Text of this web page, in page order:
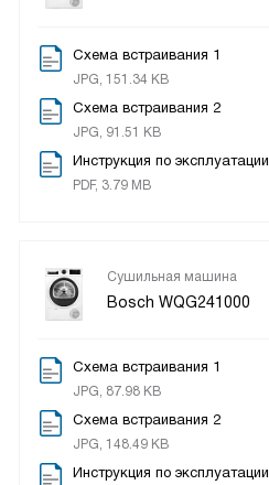
Схема встраивания 1
JPG, 151.34 KB
Схема встраивания 2
JPG, 91.51 KB
Инструкция по эксплуатации
PDF, 3.79 MB
Сушильная машина
Bosch WQG241000
Схема встраивания 1
JPG, 87.98 KB
Схема встраивания 2
JPG, 148.49 KB
Инструкция по эксплуатации